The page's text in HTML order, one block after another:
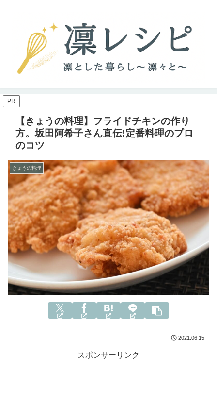
PR
【きょうの料理】フライドチキンの作り
方。坂田阿希子さん直伝!定番料理のプロ
のコツ
きょうの料理
2021.06.15
スポンサーリンク